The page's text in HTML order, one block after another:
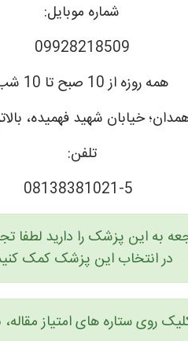
شماره موبایل:
09928218509
همه روزه از 10 صبح تا 10 شب
تلفن:
به این پزشک را دارید لطفا
در انتخاب این پزشک کمک
روی ستاره های امتیاز